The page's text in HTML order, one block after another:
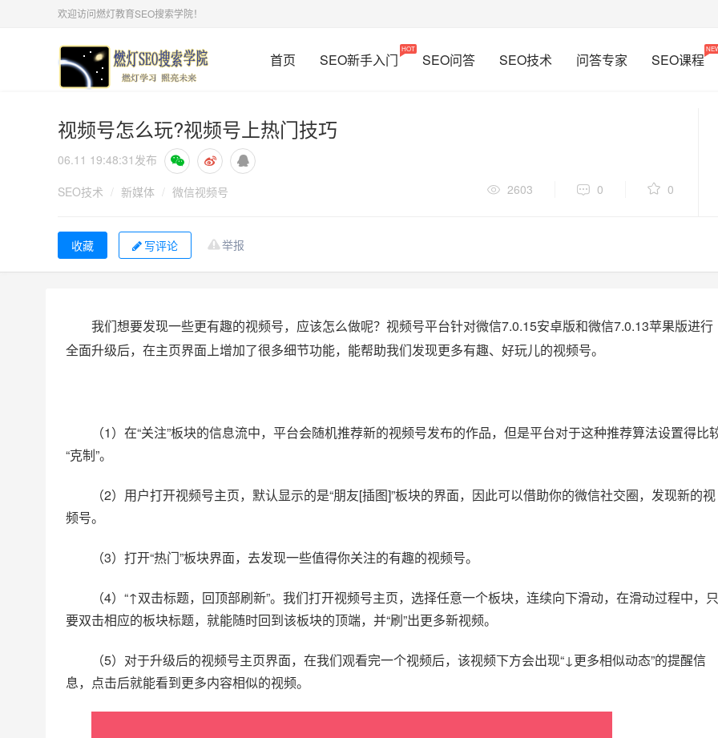
欢迎访问燃灯教育SEO搜索学院！
首页 SEO新手入门
HOT
SEO问答 SEO技术 问答专家 SEO课程
视频号怎么玩?视频号上热门技巧
06.11 19:48:31 发布
SEO技术 / 新媒体 / 微信视频号 2603 0 0
举报
写评论
我们想要发现一些更有趣的视频号，应该怎么做呢？视频号平台针对微信7.0.15安卓版和微信7.0.13苹果版进行
全面升级后，在主页界面上增加了很多细节功能，能帮助我们发现更多有趣、好玩儿的视频号。
（1）在“关注”板块的信息流中，平台会随机推荐新的视频号发布的作品，但是平台对于这种推荐算法设置得比
“克制”。
（2）用户打开视频号主页，默认显示的是“朋友[插图]”板块的界面，因此可以借助你的微信社交圈，发现新的视
频号。
（3）打开“热门”板块界面，去发现一些值得你关注的有趣的视频号。
（4）“↑双击标题，回顶部刷新”。我们打开视频号主页，选择任意一个板块，连续向下滑动，在滑动过程中，只
要双击相应的板块标题，就能随时回到该板块的顶端，并“刷”出更多新视频。
（5）对于升级后的视频号主页界面，在我们观看完一个视频后，该视频下方会出现“↓更多相似动态”的提醒信
息，点击后就能看到更多内容相似的视频。